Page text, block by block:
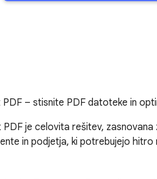
– stisnite PDF datoteke in
PDF je celovita rešitev,
in podjetja, ki potrebujejo